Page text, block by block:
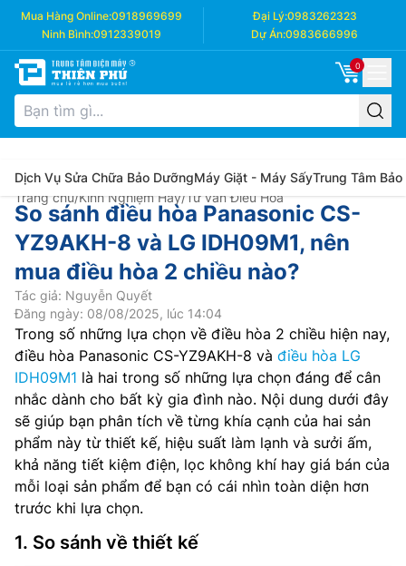
Mua Hàng Online:0918969699 Đại Lý:0983262323
Ninh Bình:0912339019 Dự Án:0983666996
0
Dịch Vụ Sửa Chữa Bảo DưỡngMáy Giặt - Máy SấyTrung Tâm Bảo
Trang chủ/Kinh Nghiệm Hay/Tư vấn Điều Hòa
So sánh điều hòa Panasonic CS-
YZ9AKH-8 và LG IDH09M1, nên
mua điều hòa 2 chiều nào?
Tác giả: Nguyễn Quyết
Đăng ngày: 08/08/2025, lúc 14:04
Trong số những lựa chọn về điều hòa 2 chiều hiện nay,
điều hòa Panasonic CS-YZ9AKH-8 và điều hòa LG
IDH09M1 là hai trong số những lựa chọn đáng để cân
nhắc dành cho bất kỳ gia đình nào. Nội dung dưới đây
sẽ giúp bạn phân tích về từng khía cạnh của hai sản
phẩm này từ thiết kế, hiệu suất làm lạnh và sưởi ấm,
khả năng tiết kiệm điện, lọc không khí hay giá bán của
mỗi loại sản phẩm để bạn có cái nhìn toàn diện hơn
trước khi lựa chọn.
1. So sánh về thiết kế